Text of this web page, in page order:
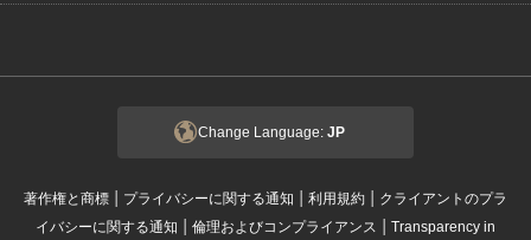
Change Language: JP
著作権と商標 | プライバシーに関する通知 | 利用規約 | クライアントのプラ
イバシーに関する通知 | 倫理およびコンプライアンス | Transparency in